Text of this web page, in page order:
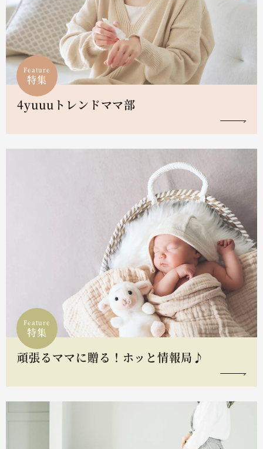
Feature
特集
4yuuuトレンドママ部
Feature
特集
頑張るママに贈る！ホッと情報局♪